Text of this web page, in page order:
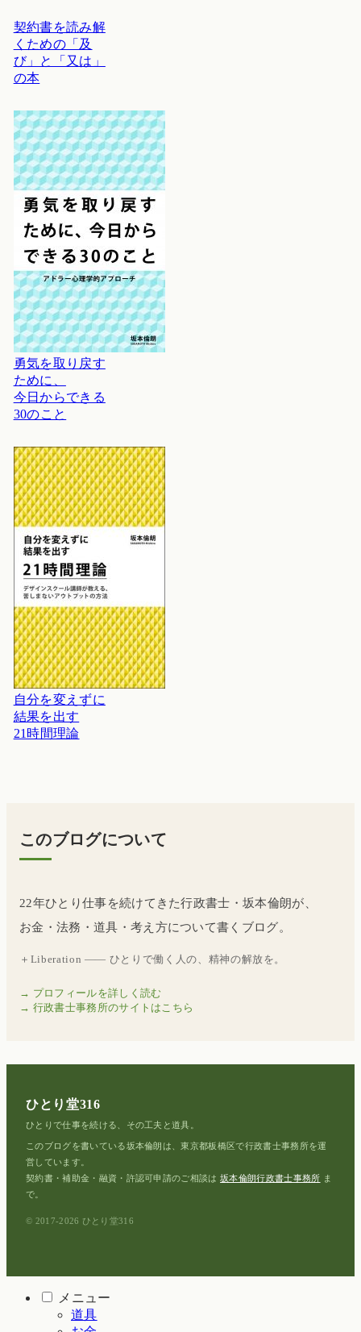
契約書を読み解
くための「及
び」と「又は」
の本
勇気を取り戻す
ために、
今日からできる
30のこと
自分を変えずに
結果を出す
21時間理論
このブログについて
22年ひとり仕事を続けてきた行政書士・坂本倫朗が、
お金・法務・道具・考え方について書くブログ。
＋Liberation —— ひとりで働く人の、精神の解放を。
→ プロフィールを詳しく読む
→ 行政書士事務所のサイトはこちら
ひとり堂316
ひとりで仕事を続ける、その工夫と道具。
このブログを書いている坂本倫朗は、東京都板橋区で行政書士事務所を運
営しています。
契約書・補助金・融資・許認可申請のご相談は坂本倫朗行政書士事務所 ま
で。
© 2017-2026 ひとり堂316
メニュー
道具